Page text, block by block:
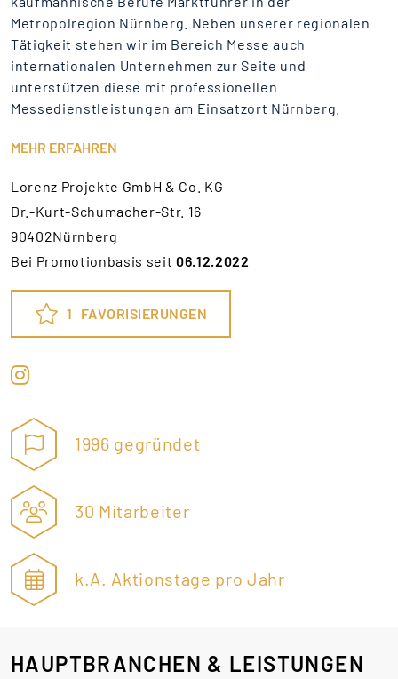
Metropolregion Nürnberg. Neben unserer regionalen
Tätigkeit stehen wir im Bereich Messe auch
internationalen Unternehmen zur Seite und
unterstützen diese mit professionellen
Messedienstleistungen am Einsatzort Nürnberg.
MEHR ERFAHREN
Lorenz Projekte GmbH & Co. KG
Dr.-Kurt-Schumacher-Str. 16
90402Nürnberg
Bei Promotionbasis seit06.12.2022
1 FAVORISIERUNGEN
1996 gegründet
30 Mitarbeiter
k.A. Aktionstage pro Jahr
HAUPTBRANCHEN & LEISTUNGEN